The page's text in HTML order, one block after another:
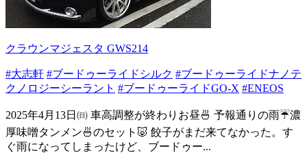
クラウンマジェスタ GWS214
#大志軒 #ブードゥーライドシルク #ブードゥーライドナノテ
クノロジーシーラント #ブードゥーライドGO-X #ENEOS
2025年4月13日㈰ 車高調整が終わりお昼🍜 予報通りの雨☔濃
厚味噌タンメン🍜のセット🐷 餃子がまだ来てなかった。す
ぐ雨になってしまったけど、ブードゥー...